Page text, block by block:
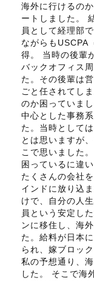
海外に行けるの
ートしました。
員として経理部
ながらもUSCPA
得。 当時の後輩
バックオフィス
た。その後輩は
ごと任されてし
のか困っていま
中心とした事務
た。当時として
とは思いますが
こで思いました
困っているに違
たくさんの会社
インドに放り込
けで、自分の人
員という安定し
ンに移住し、海
た。給料が日本
られ、嫁ブロッ
私の予想通り、
した。 そこで海